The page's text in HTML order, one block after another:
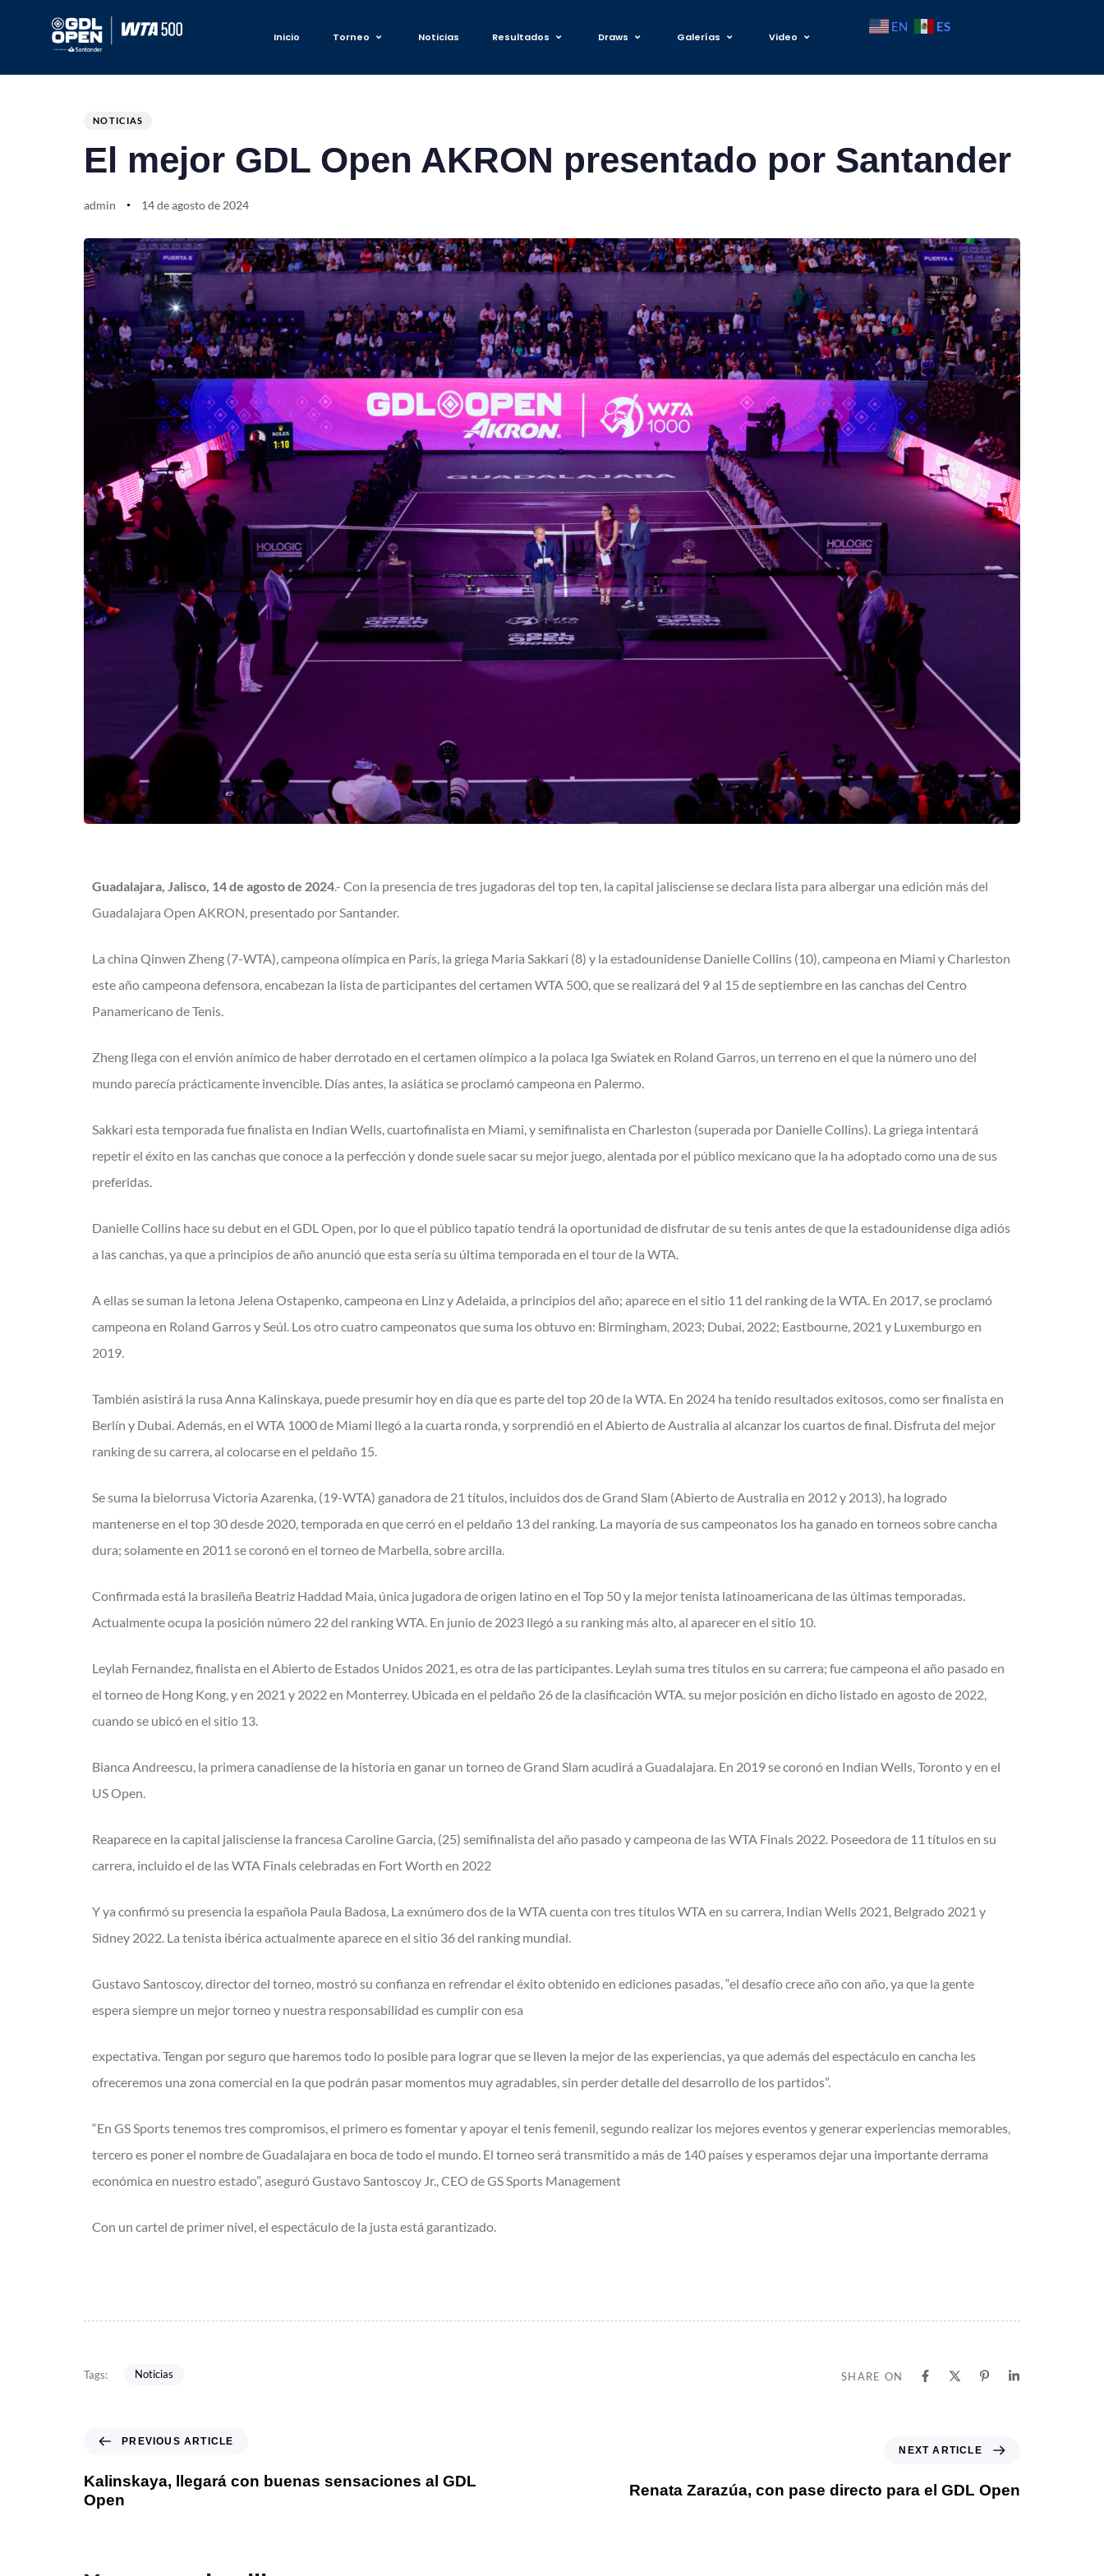
Inicio Torneo Noticias Resultados Draws Galerías Video
EN ES
NOTICIAS
El mejor GDL Open AKRON presentado por Santander
admin 14 de agosto de 2024
Guadalajara, Jalisco, 14 de agosto de 2024.- Con la presencia de tres jugadoras del top ten, la capital jalisciense se declara lista para albergar una edición más del
Guadalajara Open AKRON, presentado por Santander.
La china Qinwen Zheng (7-WTA), campeona olímpica en París, la griega Maria Sakkari (8) y la estadounidense Danielle Collins (10), campeona en Miami y Charleston
este año campeona defensora, encabezan la lista de participantes del certamen WTA 500, que se realizará del 9 al 15 de septiembre en las canchas del Centro
Panamericano de Tenis.
Zheng llega con el envión anímico de haber derrotado en el certamen olímpico a la polaca Iga Swiatek en Roland Garros, un terreno en el que la número uno del
mundo parecía prácticamente invencible. Días antes, la asiática se proclamó campeona en Palermo.
Sakkari esta temporada fue finalista en Indian Wells, cuartofinalista en Miami, y semifinalista en Charleston (superada por Danielle Collins). La griega intentará
repetir el éxito en las canchas que conoce a la perfección y donde suele sacar su mejor juego, alentada por el público mexicano que la ha adoptado como una de sus
preferidas.
Danielle Collins hace su debut en el GDL Open, por lo que el público tapatío tendrá la oportunidad de disfrutar de su tenis antes de que la estadounidense diga adiós
a las canchas, ya que a principios de año anunció que esta sería su última temporada en el tour de la WTA.
A ellas se suman la letona Jelena Ostapenko, campeona en Linz y Adelaida, a principios del año; aparece en el sitio 11 del ranking de la WTA. En 2017, se proclamó
campeona en Roland Garros y Seúl. Los otro cuatro campeonatos que suma los obtuvo en: Birmingham, 2023; Dubai, 2022; Eastbourne, 2021 y Luxemburgo en
2019.
También asistirá la rusa Anna Kalinskaya, puede presumir hoy en día que es parte del top 20 de la WTA. En 2024 ha tenido resultados exitosos, como ser finalista en
Berlín y Dubai. Además, en el WTA 1000 de Miami llegó a la cuarta ronda, y sorprendió en el Abierto de Australia al alcanzar los cuartos de final. Disfruta del mejor
ranking de su carrera, al colocarse en el peldaño 15.
Se suma la bielorrusa Victoria Azarenka, (19-WTA) ganadora de 21 títulos, incluidos dos de Grand Slam (Abierto de Australia en 2012 y 2013), ha logrado
mantenerse en el top 30 desde 2020, temporada en que cerró en el peldaño 13 del ranking. La mayoría de sus campeonatos los ha ganado en torneos sobre cancha
dura; solamente en 2011 se coronó en el torneo de Marbella, sobre arcilla.
Confirmada está la brasileña Beatriz Haddad Maia, única jugadora de origen latino en el Top 50 y la mejor tenista latinoamericana de las últimas temporadas.
Actualmente ocupa la posición número 22 del ranking WTA. En junio de 2023 llegó a su ranking más alto, al aparecer en el sitio 10.
Leylah Fernandez, finalista en el Abierto de Estados Unidos 2021, es otra de las participantes. Leylah suma tres títulos en su carrera; fue campeona el año pasado en
el torneo de Hong Kong, y en 2021 y 2022 en Monterrey. Ubicada en el peldaño 26 de la clasificación WTA. su mejor posición en dicho listado en agosto de 2022,
cuando se ubicó en el sitio 13.
Bianca Andreescu, la primera canadiense de la historia en ganar un torneo de Grand Slam acudirá a Guadalajara. En 2019 se coronó en Indian Wells, Toronto y en el
US Open.
Reaparece en la capital jalisciense la francesa Caroline Garcia, (25) semifinalista del año pasado y campeona de las WTA Finals 2022. Poseedora de 11 títulos en su
carrera, incluido el de las WTA Finals celebradas en Fort Worth en 2022
Y ya confirmó su presencia la española Paula Badosa, La exnúmero dos de la WTA cuenta con tres títulos WTA en su carrera, Indian Wells 2021, Belgrado 2021 y
Sidney 2022. La tenista ibérica actualmente aparece en el sitio 36 del ranking mundial.
Gustavo Santoscoy, director del torneo, mostró su confianza en refrendar el éxito obtenido en ediciones pasadas, “el desafío crece año con año, ya que la gente
espera siempre un mejor torneo y nuestra responsabilidad es cumplir con esa
expectativa. Tengan por seguro que haremos todo lo posible para lograr que se lleven la mejor de las experiencias, ya que además del espectáculo en cancha les
ofreceremos una zona comercial en la que podrán pasar momentos muy agradables, sin perder detalle del desarrollo de los partidos”.
“En GS Sports tenemos tres compromisos, el primero es fomentar y apoyar el tenis femenil, segundo realizar los mejores eventos y generar experiencias memorables,
tercero es poner el nombre de Guadalajara en boca de todo el mundo. El torneo será transmitido a más de 140 países y esperamos dejar una importante derrama
económica en nuestro estado”, aseguró Gustavo Santoscoy Jr., CEO de GS Sports Management
Con un cartel de primer nivel, el espectáculo de la justa está garantizado.
Tags: Noticias SHARE ON
PREVIOUS ARTICLE
Kalinskaya, llegará con buenas sensaciones al GDL
Open
NEXT ARTICLE
Renata Zarazúa, con pase directo para el GDL Open